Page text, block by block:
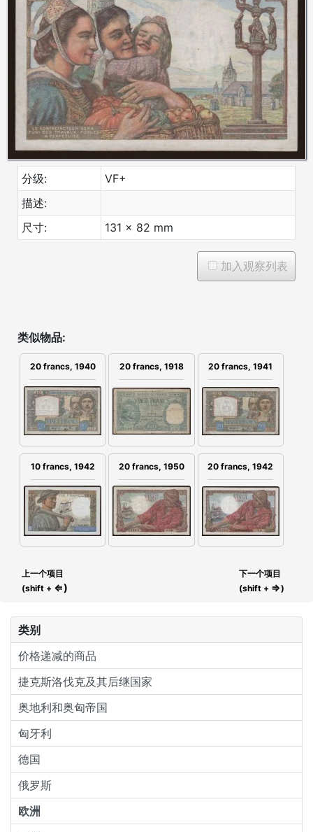
类别
价格递减的商品
捷克斯洛伐克及其后继国家
奥地利和奥匈帝国
匈牙利
德国
俄罗斯
欧洲
分级:
VF+
描述:
尺寸:
131 x 82 mm
加入观察列表
类似物品:
20 francs, 1940 20 francs, 1918 20 francs, 1941
10 francs, 1942 20 francs, 1950 20 francs, 1942
上一个项目
(shift + ⇐)
下一个项目
(shift + ⇒)